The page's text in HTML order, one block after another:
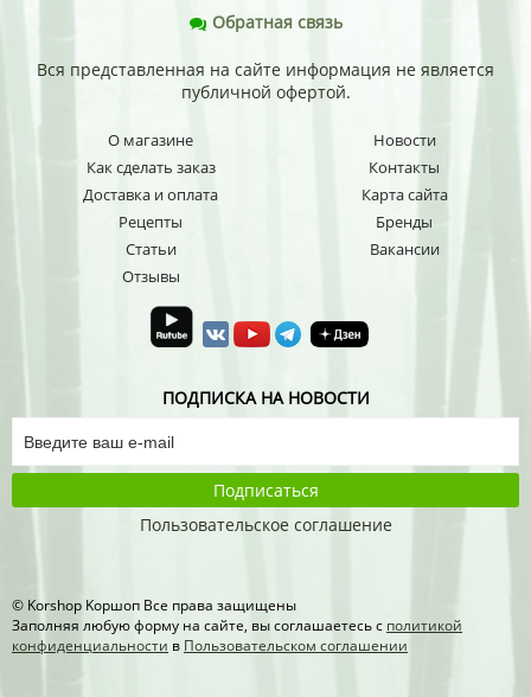
Обратная связь
Вся представленная на сайте информация не является
публичной офертой.
О магазине
Как сделать заказ
Доставка и оплата
Рецепты
Статьи
Отзывы
Новости
Контакты
Карта сайта
Бренды
Вакансии
ПОДПИСКА НА НОВОСТИ
Подписаться
Пользовательское соглашение
© Korshop Koршоп Все права защищены
Заполняя любую форму на сайте, вы соглашаетесь с политикой
конфиденциальности в Пользовательском соглашении